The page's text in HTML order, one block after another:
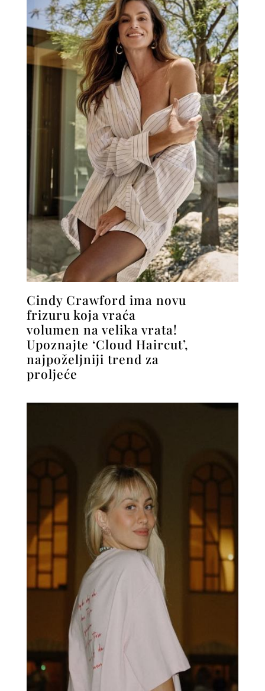
Cindy Crawford ima novu
frizuru koja vraća
volumen na velika vrata!
Upoznajte ‘Cloud Haircut’,
najpoželjniji trend za
proljeće